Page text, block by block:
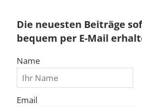
Die neuesten Beiträge
bequem per E-Mail
Name
Email